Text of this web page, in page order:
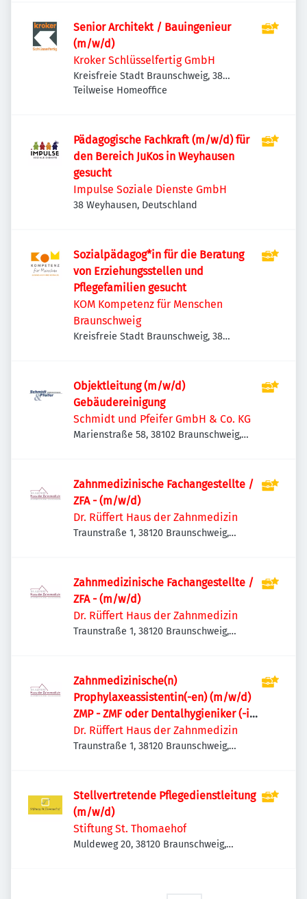
Senior Architekt / Bauingenieur
(m/w/d)
Kroker Schlüsselfertig GmbH
Kreisfreie Stadt Braunschweig, 38
Braunschweig, Deutschland
Teilweise Homeoffice
Pädagogische Fachkraft (m/w/d) für
den Bereich JuKos in Weyhausen
gesucht
Impulse Soziale Dienste GmbH
38 Weyhausen, Deutschland
Sozialpädagog*in für die Beratung
von Erziehungsstellen und
Pflegefamilien gesucht
KOM Kompetenz für Menschen
Braunschweig
Kreisfreie Stadt Braunschweig, 38
Objektleitung (m/w/d)
Gebäudereinigung
Schmidt und Pfeifer GmbH & Co. KG
Marienstraße 58, 38102 Braunschweig,
Zahnmedizinische Fachangestellte /
ZFA - (m/w/d)
Dr. Rüffert Haus der Zahnmedizin
Traunstraße 1, 38120 Braunschweig,
Zahnmedizinische Fachangestellte /
ZFA - (m/w/d)
Dr. Rüffert Haus der Zahnmedizin
Traunstraße 1, 38120 Braunschweig,
Zahnmedizinische(n)
Prophylaxeassistentin(-en) (m/w/d)
ZMP - ZMF oder Dentalhygieniker (-in)
DH
Dr. Rüffert Haus der Zahnmedizin
Traunstraße 1, 38120 Braunschweig,
Stellvertretende Pflegedienstleitung
(m/w/d)
Stiftung St. Thomaehof
Muldeweg 20, 38120 Braunschweig,